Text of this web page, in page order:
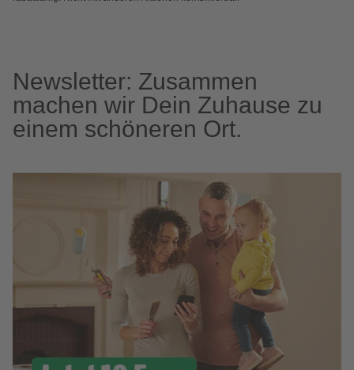
Newsletter: Zusammen
machen wir Dein Zuhause zu
einem schöneren Ort.